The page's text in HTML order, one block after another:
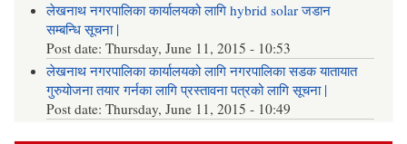
लेखनाथ नगरपालिका कार्यालयको लागि hybrid solar जडान
सम्बन्धि सूचना |
Post date:Thursday, June 11, 2015 - 10:53
लेखनाथ नगरपालिका कार्यालयको लागि नगरपालिका सडक यातायात
गुरुयोजना तयार गर्नका लागि प्रस्तावना पत्रको लागि सूचना |
Post date:Thursday, June 11, 2015 - 10:49